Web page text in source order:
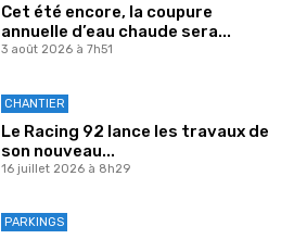
Cet été encore, la coupure
annuelle d’eau chaude sera...
3 août 2026 à 7h51
CHANTIER
Le Racing 92 lance les travaux de
son nouveau...
16 juillet 2026 à 8h29
PARKINGS